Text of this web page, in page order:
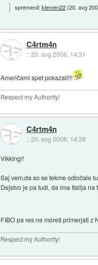
spremenil:klemen22(20. avg
C4rtm4n
::20. avg 2006, 14:31
Američami spet pokazali!!!
Respect my Authority!
C4rtm4n
::20. avg 2006, 14:38
Vikking!!
Saj vem,da so se tekme odločale
Dejstvo je pa tudi, da ima Italija
FIBO pa res ne moreš primerjati z
Respect my Authority!